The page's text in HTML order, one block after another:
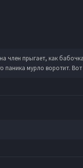
член прыгает, как
паника мурло воротит.